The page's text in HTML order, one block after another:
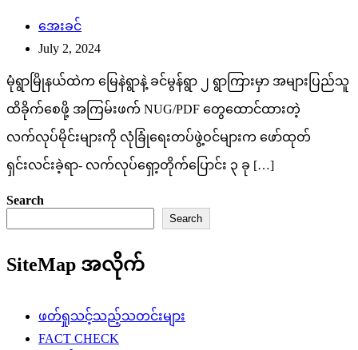
အေးခင်
July 2, 2024
မုံရွာမြိုနယ်ထဲက မြေနဲရွာနဲ့ ခင်မွန်ရွာ ၂ ရွာကြားမှာ အများပြည်သူ
ထိခိုက်စေဖို့ အကြမ်းဖက် NUG/PDF တွေထောင်ထားတဲ့
လက်လုပ်မိုင်းများကို လုံခြုံရေးတပ်ဖွဲ့ဝင်များက ဖော်ထုတ်
ရှင်းလင်းခဲ့ရာ- လက်လုပ်ရှော့တိုက်ပြောင်း ၃ ခု […]
Search
Search
SiteMap အလိုက်
ဖတ်ရှုသင့်သည့်သတင်းများ
FACT CHECK